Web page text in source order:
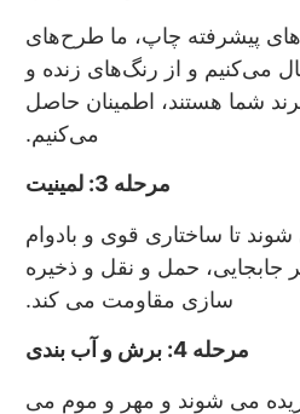
پیشرفته چاپ، ما طرح‌های
می‌کنیم و از رنگ‌های زنده و
شما هستند، اطمینان حاصل
می‌کنیم.
مرحله 3: لمینیت
شوند تا ساختاری قوی و بادوام
جابجایی، حمل و نقل و ذخیره
سازی مقاومت می کند.
مرحله 4: برش و آب بندی
می شوند و مهر و موم می